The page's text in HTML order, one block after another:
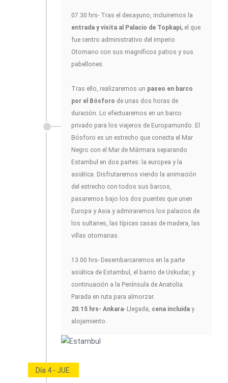
07.30 hrs- Tras el desayuno, incluiremos la
entrada y visita al Palacio de Topkapi, el que
fue centro administrativo del imperio
Otomano con sus magníficos patios y sus
pabellones.
Tras ello, realizaremos un paseo en barco
por el Bósforo de unas dos horas de
duración. Lo efectuaremos en un barco
privado para los viajeros de Europamundo. El
Bósforo es un estrecho que conecta el Mar
Negro con el Mar de Mármara separando
Estambul en dos partes: la europea y la
asiática. Disfrutaremos viendo la animación
del estrecho con todos sus barcos,
pasaremos bajo los dos puentes que unen
Europa y Asia y admiraremos los palacios de
los sultanes, las típicas casas de madera, las
villas otomanas.
13.00 hrs- Desembarcaremos en la parte
asiática de Estambul, el barrio de Uskudar, y
continuación a la Península de Anatolia.
Parada en ruta para almorzar.
20.15 hrs- Ankara- Llegada, cena incluida y
alojamiento.
Día 4 - JUE.